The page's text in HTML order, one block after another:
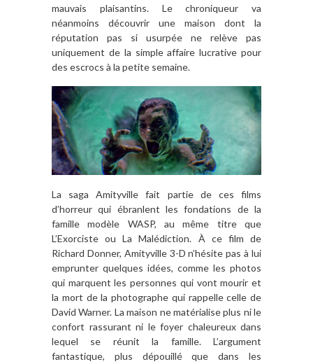
mauvais plaisantins. Le chroniqueur va
néanmoins découvrir une maison dont la
réputation pas si usurpée ne relève pas
uniquement de la simple affaire lucrative pour
des escrocs à la petite semaine.
La saga Amityville fait partie de ces films
d’horreur qui ébranlent les fondations de la
famille modèle WASP, au même titre que
L’Exorciste ou La Malédiction. À ce film de
Richard Donner, Amityville 3-D n’hésite pas à lui
emprunter quelques idées, comme les photos
qui marquent les personnes qui vont mourir et
la mort de la photographe qui rappelle celle de
David Warner. La maison ne matérialise plus ni le
confort rassurant ni le foyer chaleureux dans
lequel se réunit la famille. L’argument
fantastique, plus dépouillé que dans les